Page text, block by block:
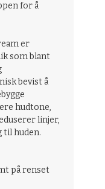
for å
er
som blant
bevist å
hudtone,
linjer,
huden.
på renset